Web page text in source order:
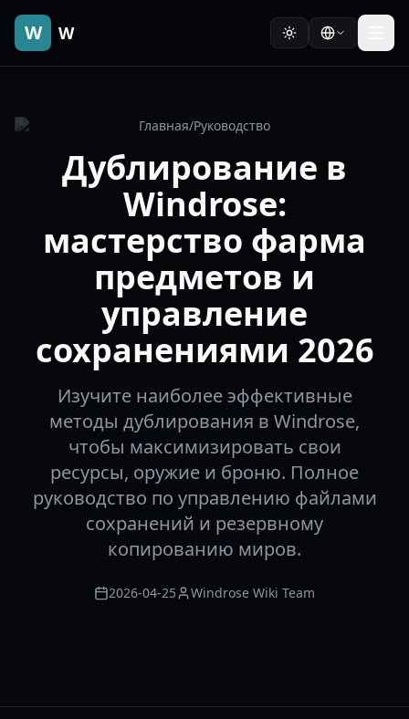
W W
Главная/Руководство
Дублирование в
Windrose:
мастерство фарма
предметов и
управление
сохранениями 2026
Изучите наиболее эффективные
методы дублирования в Windrose,
чтобы максимизировать свои
ресурсы, оружие и броню. Полное
руководство по управлению файлами
сохранений и резервному
копированию миров.
2026-04-25 Windrose Wiki Team